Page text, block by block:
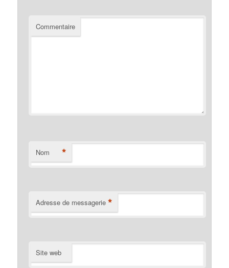
Commentaire
Nom *
Adresse de messagerie *
Site web